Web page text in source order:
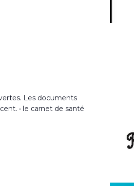
Les documents
• le carnet de santé